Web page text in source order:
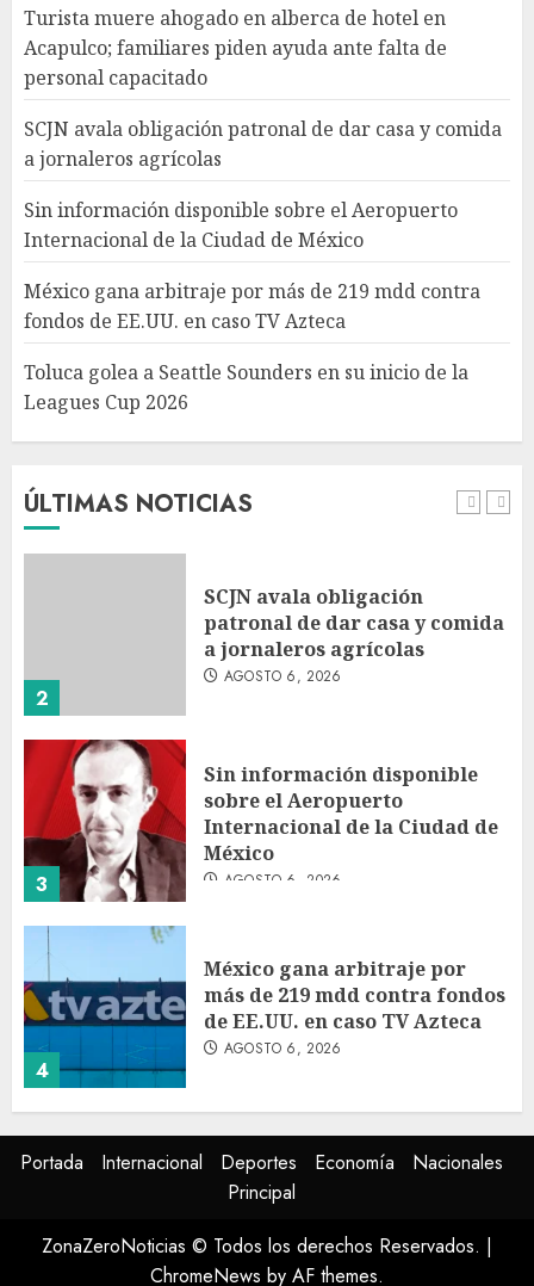
Turista muere ahogado en alberca de hotel en
Acapulco; familiares piden ayuda ante falta de
personal capacitado
SCJN avala obligación patronal de dar casa y comida
a jornaleros agrícolas
Sin información disponible sobre el Aeropuerto
Internacional de la Ciudad de México
México gana arbitraje por más de 219 mdd contra
fondos de EE.UU. en caso TV Azteca
Toluca golea a Seattle Sounders en su inicio de la
Leagues Cup 2026
ÚLTIMAS NOTICIAS
4
México gana arbitraje por
más de 219 mdd contra fondos
de EE.UU. en caso TV Azteca
AGOSTO 6, 2026
5
Toluca golea a Seattle
Sounders en su inicio de la
Leagues Cup 2026
AGOSTO 6, 2026
1 AGOSTO 6, 2026
2
SCJN avala obligación
patronal de dar casa y comida
a jornaleros agrícolas
AGOSTO 6, 2026
3
Sin información disponible
sobre el Aeropuerto
Internacional de la Ciudad de
México
AGOSTO 6, 2026
4
México gana arbitraje por
más de 219 mdd contra fondos
de EE.UU. en caso TV Azteca
AGOSTO 6, 2026
5
Toluca golea a Seattle
Sounders en su inicio de la
Leagues Cup 2026
AGOSTO 6, 2026
Portada Internacional Deportes Economía
Nacionales
Principal
ZonaZeroNoticias © Todos los derechos Reservados. |
ChromeNews by AF themes.